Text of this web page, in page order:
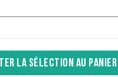
LA SÉLECTION AU PANIER